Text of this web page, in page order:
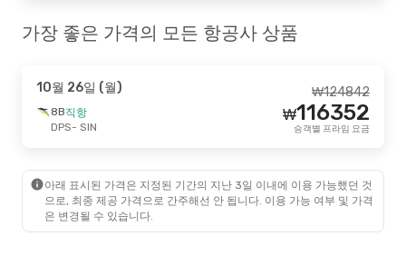
가장 좋은 가격의 모든 항공사 상품
10월 26일 (월)
8B직항
DPS- SIN
124842
₩
116352
₩
승객별 프라임 요금
아래 표시된 가격은 지정된 기간의 지난 3일 이내에 이용 가능했던 것
으로, 최종 제공 가격으로 간주해선 안 됩니다. 이용 가능 여부 및 가격
은 변경될 수 있습니다.